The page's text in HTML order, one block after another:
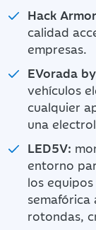
Hack
calidad
empresas.
EVorada
vehículos
cualquier
una
LED5V:
entorno
los
semafórica
rotondas,